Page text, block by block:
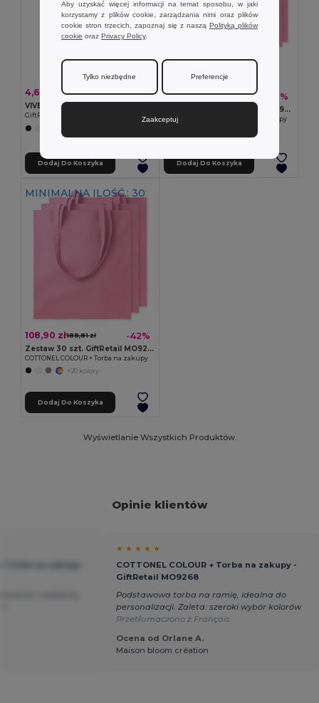
4,64 zł 8,11 zł -43%
GiftRetail MO2302
Dodaj Do Koszyka
403,00 zł629,37 zł -36%
Zestaw 100 szt. GiftRetail MO9268
COTTONEL COLOUR + Torba na zakupy
Dodaj Do Koszyka
MINIMALNA ILOŚĆ.: 30
108,90 zł188,81 zł -42%
Zestaw 30 szt. GiftRetail MO9268
COTTONEL COLOUR + Torba na zakupy
+20 kolory
Dodaj Do Koszyka
Wyświetlanie Wszystkich Produktów.
Opinie klientów
★ ★ ★ ★ ★
COTTONEL COLOUR + Torba na zakupy -
GiftRetail MO9268
Podstawowa torba na ramię, idealna do
personalizacji. Zaleta: szeroki wybór kolorów
Przetłumaczono z Français
Ocena od Orlane A.
Maison bloom création
Aby uzyskać więcej informacji na temat sposobu, w jaki
korzystamy z plików cookie, zarządzania nimi oraz plików
cookie stron trzecich, zapoznaj się z naszą Polityką plików
cookie oraz Privacy Policy.
Tylko niezbędne Preferencje
Zaakceptuj